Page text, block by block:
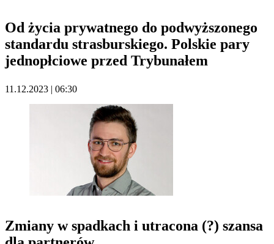
Od życia prywatnego do podwyższonego
standardu strasburskiego. Polskie pary
jednopłciowe przed Trybunałem
11.12.2023 | 06:30
Zmiany w spadkach i utracona (?) szansa